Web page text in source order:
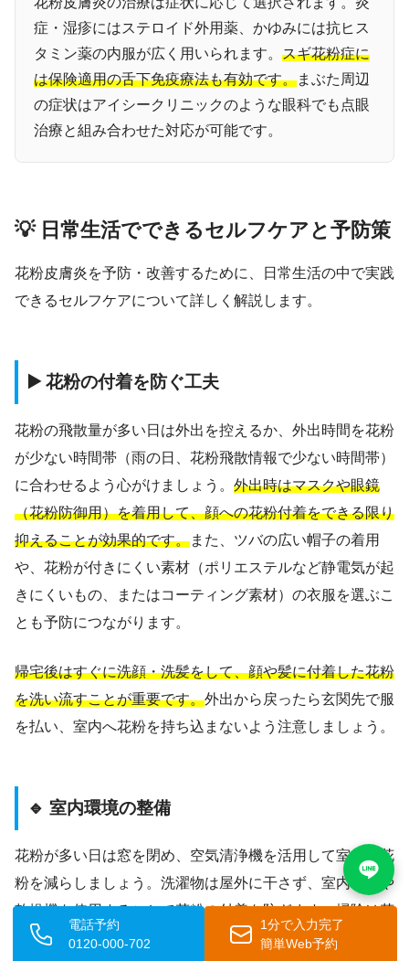
症・湿疹にはステロイド外用薬、かゆみには抗ヒス
タミン薬の内服が広く用いられます。 スギ花粉症に
は保険適用の舌下免疫療法も有効です。まぶた周辺
の症状はアイシークリニックのような眼科でも点眼
治療と組み合わせた対応が可能です。
💡 日常生活でできるセルフケアと予防策
花粉皮膚炎を予防・改善するために、日常生活の中で実践
できるセルフケアについて詳しく解説します。
▶️ 花粉の付着を防ぐ工夫
花粉の飛散量が多い日は外出を控えるか、外出時間を花粉
が少ない時間帯（雨の日、花粉飛散情報で少ない時間帯）
に合わせるよう心がけましょう。 外出時はマスクや眼鏡
（花粉防御用）を着用して、顔への花粉付着をできる限り
抑えることが効果的です。また、ツバの広い帽子の着用
や、花粉が付きにくい素材（ポリエステルなど静電気が起
きにくいもの、またはコーティング素材）の衣服を選ぶこ
とも予防につながります。
帰宅後はすぐに洗顔・洗髪をして、顔や髪に付着した花粉
を洗い流すことが重要です。外出から戻ったら玄関先で服
を払い、室内へ花粉を持ち込まないよう注意しましょう。
🔹 室内環境の整備
花粉が多い日は窓を閉め、空気清浄機を活用して室内の花
粉を減らしましょう。洗濯物は屋外に干さず、室内干しや
乾燥機を使用することで花粉の付着を防ぎます。掃除は花
粉を舞い上げないよう、ほうきよりも掃除機や湿らせた雑
電話予約
0120-000-702
1分で入力完了
簡単Web予約